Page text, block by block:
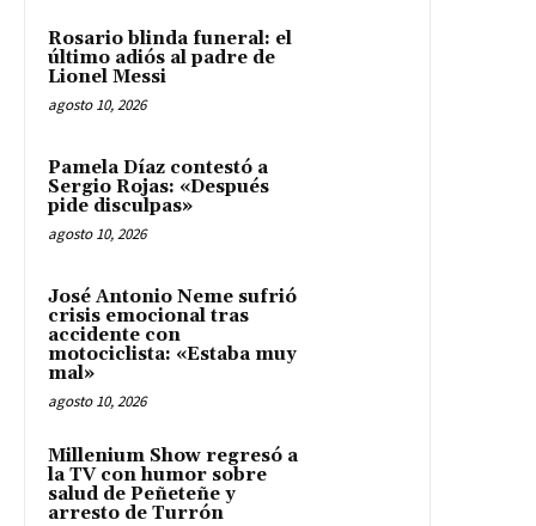
Rosario blinda funeral: el
último adiós al padre de
Lionel Messi
agosto 10, 2026
Pamela Díaz contestó a
Sergio Rojas: «Después
pide disculpas»
agosto 10, 2026
José Antonio Neme sufrió
crisis emocional tras
accidente con
motociclista: «Estaba muy
mal»
agosto 10, 2026
Millenium Show regresó a
la TV con humor sobre
salud de Peñeteñe y
arresto de Turrón